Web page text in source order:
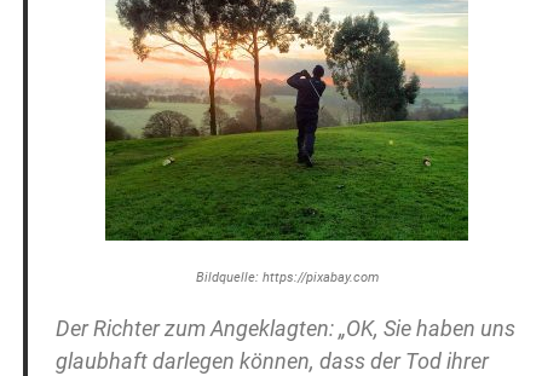
Bildquelle: https://pixabay.com
Der Richter zum Angeklagten: „OK, Sie haben uns
glaubhaft darlegen können, dass der Tod ihrer